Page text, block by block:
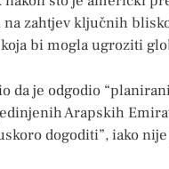
zahtjev ključnih
bi mogla ugroziti
da je odgodio
Arapskih
dogoditi”, iako